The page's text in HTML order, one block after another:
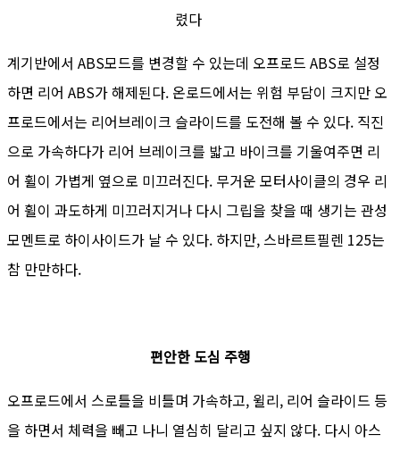
렸다
계기반에서 ABS모드를 변경할 수 있는데 오프로드 ABS로 설정
하면 리어 ABS가 해제된다. 온로드에서는 위험 부담이 크지만 오
프로드에서는 리어브레이크 슬라이드를 도전해 볼 수 있다. 직진
으로 가속하다가 리어 브레이크를 밟고 바이크를 기울여주면 리
어 휠이 가볍게 옆으로 미끄러진다. 무거운 모터사이클의 경우 리
어 휠이 과도하게 미끄러지거나 다시 그립을 찾을 때 생기는 관성
모멘트로 하이사이드가 날 수 있다. 하지만, 스바르트필렌 125는
참 만만하다.
편안한 도심 주행
오프로드에서 스로틀을 비틀며 가속하고, 윌리, 리어 슬라이드 등
을 하면서 체력을 빼고 나니 열심히 달리고 싶지 않다. 다시 아스